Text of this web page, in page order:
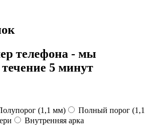
телефона - мы
5 минут
(1,1 мм)
Полный порог (1,1
Внутренняя арка